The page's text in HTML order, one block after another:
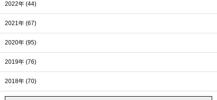
2022年 (44)
2021年 (67)
2020年 (95)
2019年 (76)
2018年 (70)